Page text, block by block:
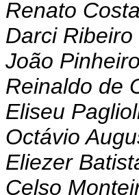
Renato
Darci Ribeiro
João
Reinaldo de
Eliseu
Octávio
Eliezer
Celso